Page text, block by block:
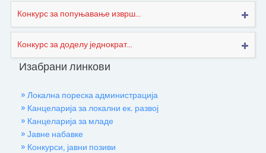
Конкурс за попуњавање изврш...
Конкурс за доделу једнократ...
Изабрани линкови
» Локална пореска администрација
» Канцеларија за локални ек. развој
» Канцеларија за младе
» Јавне набавке
» Конкурси, јавни позиви